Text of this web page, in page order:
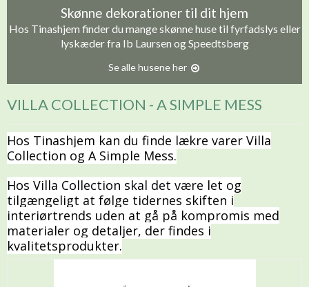
Skønne dekorationer til dit hjem
Hos Tinashjem finder du mange skønne huse til fyrfadslys eller
lyskæder fra Ib Laursen og Speedtsberg
Se alle husene her
VILLA COLLECTION - A SIMPLE MESS
Hos Tinashjem kan du finde lækre varer Villa
Collection og A Simple Mess.
Hos Villa Collection skal det være let og
tilgængeligt at følge tidernes skiften i
interiørtrends uden at gå på kompromis med
materialer og detaljer, der findes i
kvalitetsprodukter.